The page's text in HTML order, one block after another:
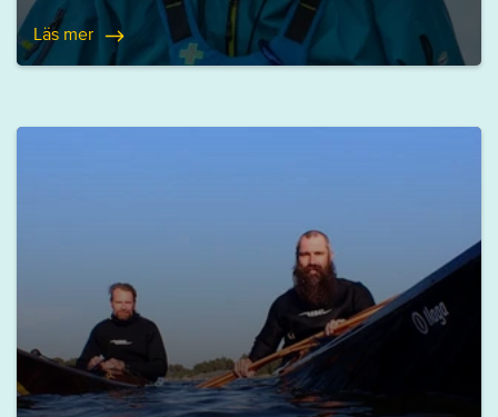
Läs mer